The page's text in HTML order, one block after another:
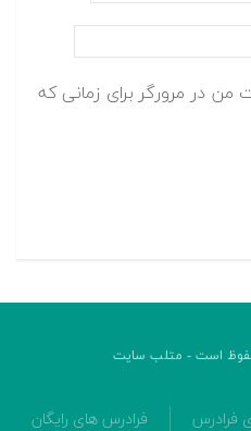
من در مرورگر برای زمانی که
است - متلب سایت
فرادرس فرادرس های رایگان